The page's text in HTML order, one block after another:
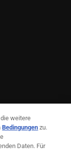
weitere
Bedingungen zu.
Daten. Für